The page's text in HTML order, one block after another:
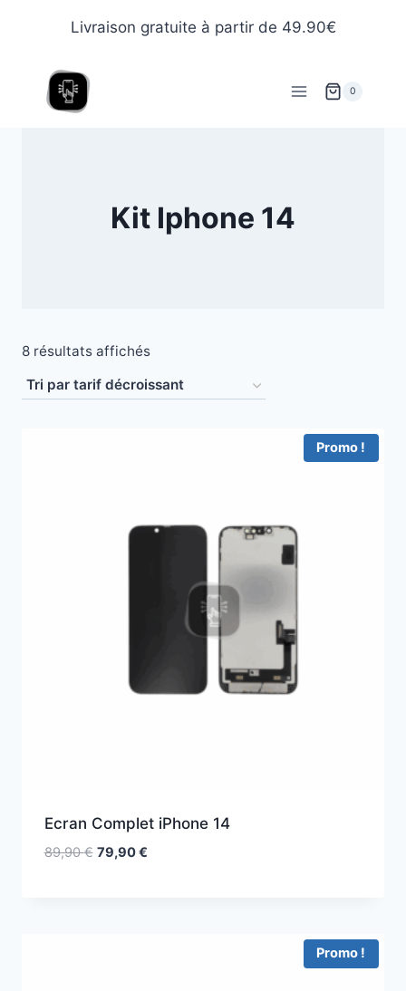
Livraison gratuite à partir de 49.90€
0
Kit Iphone 14
8 résultats affichés
Promo !
Ecran Complet iPhone 14
89,90€ 79,90€
Promo !